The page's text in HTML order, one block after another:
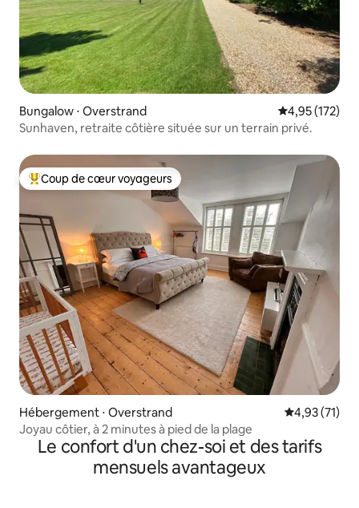
Bungalow ⋅ Overstrand Évaluation
4,95 (172)
Sunhaven, retraite côtière située sur un terrain privé.
Coups de cœur voyageurs les plus appréciés
Coup de cœur voyageurs
Hébergement ⋅ Overstrand Évaluation
4,93 (71)
Joyau côtier, à 2 minutes à pied de la plage
Le confort d'un chez-soi et des tarifs
mensuels avantageux